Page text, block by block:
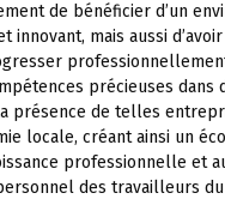
de bénéficier d’un
innovant, mais aussi
précieuses dans
présence de telles
locale, créant ainsi un
professionnelle et
des travailleurs du